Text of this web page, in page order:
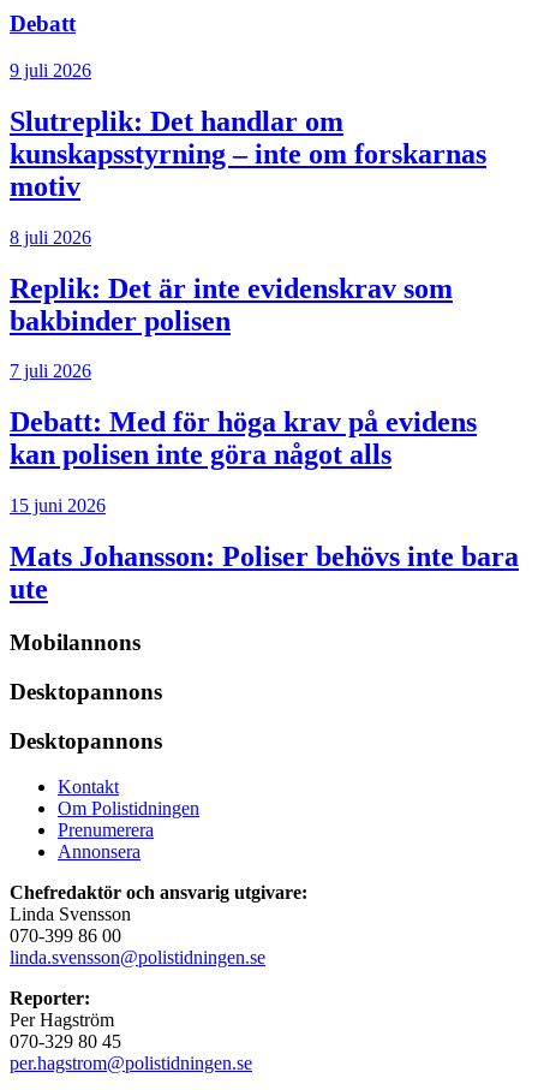
Debatt
9 juli 2026
Slutreplik: Det handlar om
kunskapsstyrning – inte om forskarnas
motiv
8 juli 2026
Replik: Det är inte evidenskrav som
bakbinder polisen
7 juli 2026
Debatt: Med för höga krav på evidens
kan polisen inte göra något alls
15 juni 2026
Mats Johansson: Poliser behövs inte bara
ute
Mobilannons
Desktopannons
Desktopannons
Kontakt
Om Polistidningen
Prenumerera
Annonsera
Chefredaktör och ansvarig utgivare:
Linda Svensson
070-399 86 00
linda.svensson@polistidningen.se
Reporter:
Per Hagström
070-329 80 45
per.hagstrom@polistidningen.se